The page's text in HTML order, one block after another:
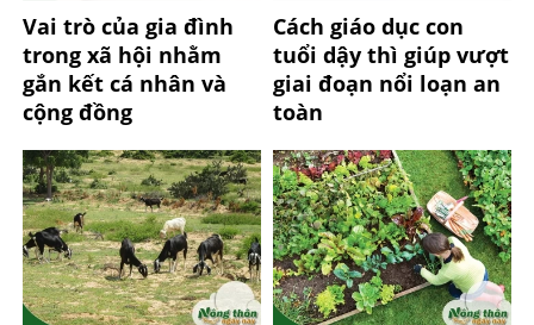
Vai trò của gia đình
trong xã hội nhằm
gắn kết cá nhân và
cộng đồng
Cách giáo dục con
tuổi dậy thì giúp vượt
giai đoạn nổi loạn an
toàn